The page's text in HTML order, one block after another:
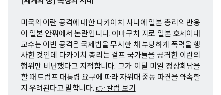
미국의 이란 공격에 대한 다카이치 사나에 일본 총리의 반응
이 일본 안팎에서 논란입니다. 야마구치 지로 일본 호세이대
교수는 이번 공격은 국제법을 무시한 채 부당하게 폭력을 행
사한 것인데 다카이치 총리는 걸프 국가들을 공격한 이란의
행위만 비난했다고 지적합니다. 그가 이달 미일 정상회담을
할 때 트럼프 대통령 요구에 따라 자위대 중동 파견을 약속할
지 우려된다고 말합니다.👉 칼럼 보기